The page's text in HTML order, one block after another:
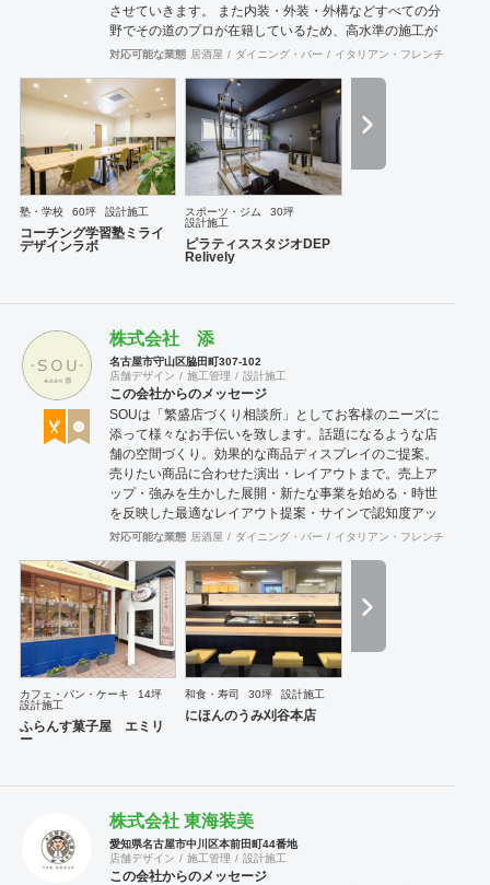
させていきます。 また内装・外装・外構などすべての分
野でその道のプロが在籍しているため、高水準の施工が
可能です。 出来上がった時に綺麗なのは当たり前！腕の
SANFUKUの職人は施工力だけでなくコミニケーション
力に優れています。 お客様が安心してオープンできるよ
うきめ細やかな対応を心がけています。
対応可能な業態 居酒屋 ダイニング・バー イタリアン・フレンチ
塾・学校 60坪 設計施工
コーチング学習塾ミライ
デザインラボ
スポーツ・ジム
30坪
設計施工
ピラティススタジオDEP
Relively
株式会社 添
名古屋市守山区脇田町307-102
店舗デザイン
施工管理 設計施工
この会社からのメッセージ
SOUは「繁盛店づくり相談所」としてお客様のニーズに
添って様々なお手伝いを致します。話題になるような店
舗の空間づくり。効果的な商品ディスプレイのご提案。
売りたい商品に合わせた演出・レイアウトまで。売上ア
ップ・強みを生かした展開・新たな事業を始める・時世
を反映した最適なレイアウト提案・サインで認知度アッ
プ。
対応可能な業態 居酒屋 ダイニング・バー イタリアン・フレンチ
カフェ・パン・ケーキ
14坪
設計施工
ふらんす菓子屋 エミリ
ー
和食・寿司 30坪 設計施工
にほんのうみ刈谷本店
株式会社 東海装美
愛知県名古屋市中川区本前田町44番地
店舗デザイン
施工管理 設計施工
この会社からのメッセージ